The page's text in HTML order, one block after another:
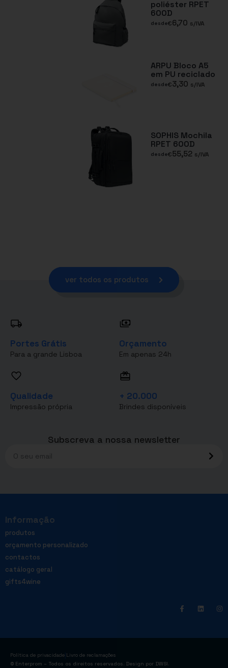
poliéster RPET
600D
desde€6,70 s/IVA
ARPU Bloco A5
em PU reciclado
desde€3,30 s/IVA
SOPHIS Mochila
RPET 600D
desde€55,52 s/IVA
ver todos os produtos
Portes Grátis
Para a grande Lisboa
Orçamento
Em apenas 24h
Qualidade
Impressão própria
+ 20.000
Brindes disponíveis
Subscreva a nossa newsletter
Informação
produtos
orçamento personalizado
contactos
catálogo geral
gifts4wine
Política de privacidade Livro de reclamações
© Enterprom – Todos os direitos reservados. Design por DWSI.